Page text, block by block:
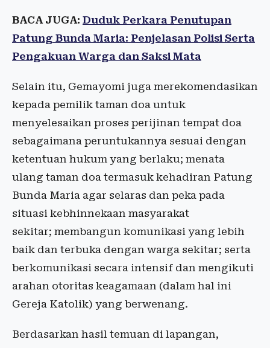
BACA JUGA: Duduk Perkara Penutupan
Patung Bunda Maria: Penjelasan Polisi Serta
Pengakuan Warga dan Saksi Mata
Selain itu, Gemayomi juga merekomendasikan
kepada pemilik taman doa untuk
menyelesaikan proses perijinan tempat doa
sebagaimana peruntukannya sesuai dengan
ketentuan hukum yang berlaku; menata
ulang taman doa termasuk kehadiran Patung
Bunda Maria agar selaras dan peka pada
situasi kebhinnekaan masyarakat
sekitar; membangun komunikasi yang lebih
baik dan terbuka dengan warga sekitar; serta
berkomunikasi secara intensif dan mengikuti
arahan otoritas keagamaan (dalam hal ini
Gereja Katolik) yang berwenang.
Berdasarkan hasil temuan di lapangan,